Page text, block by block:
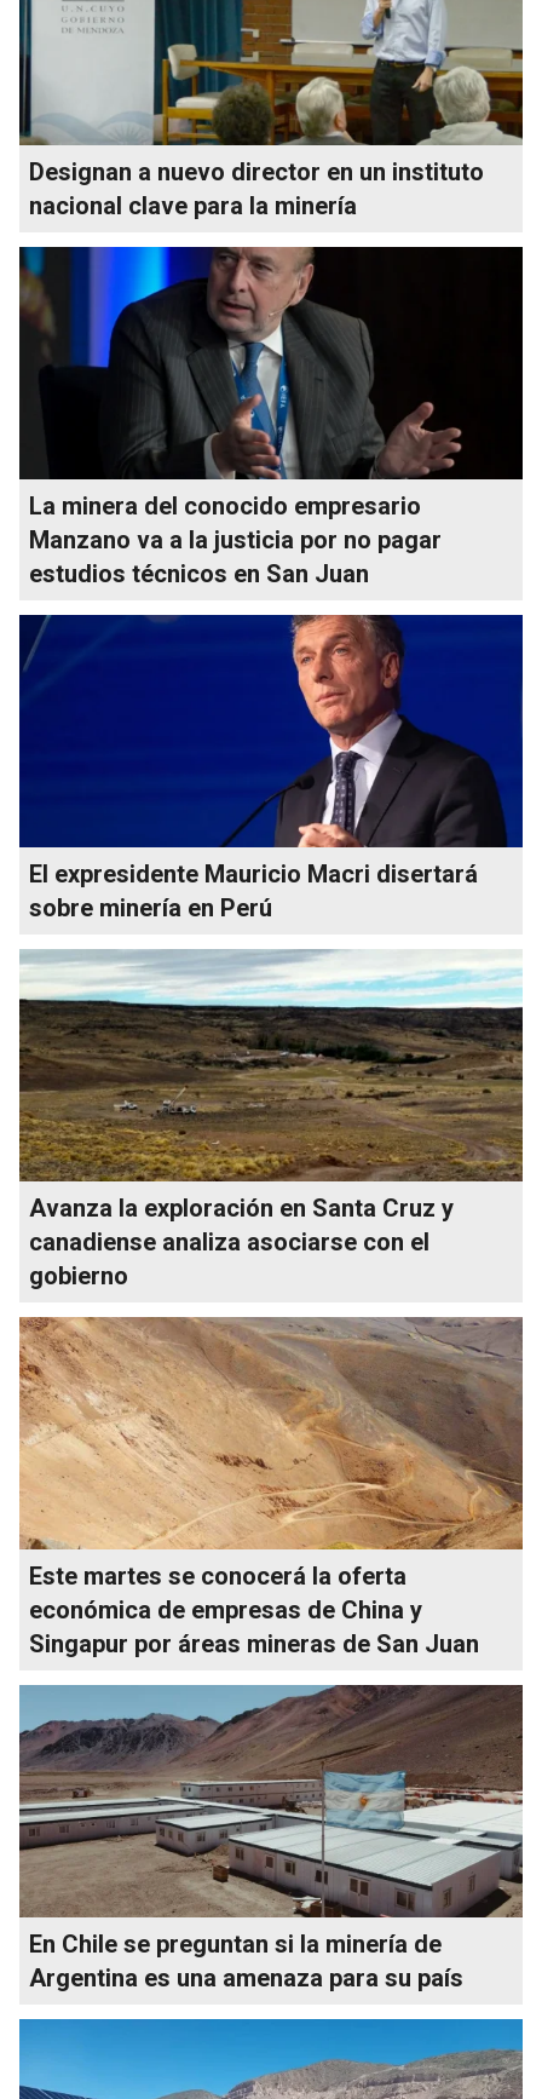
Designan a nuevo director en un instituto
nacional clave para la minería
La minera del conocido empresario
Manzano va a la justicia por no pagar
estudios técnicos en San Juan
El expresidente Mauricio Macri disertará
sobre minería en Perú
Avanza la exploración en Santa Cruz y
canadiense analiza asociarse con el
gobierno
Este martes se conocerá la oferta
económica de empresas de China y
Singapur por áreas mineras de San Juan
En Chile se preguntan si la minería de
Argentina es una amenaza para su país